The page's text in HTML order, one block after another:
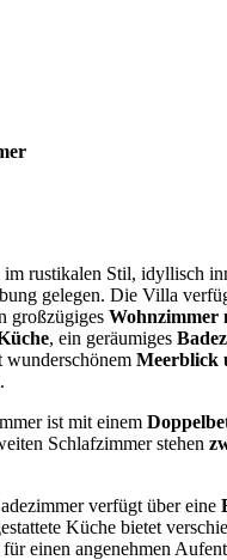
im rustikalen Stil, idyllisch
gelegen. Die Villa
großzügiges Wohnzimmer
, ein geräumiges
wunderschönem Meerblick
.
ist mit einem
Schlafzimmer stehen
verfügt über eine
Küche bietet
einen angenehmen